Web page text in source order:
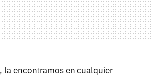
, la encontramos en cualquier